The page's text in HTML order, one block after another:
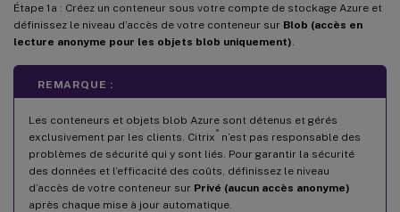
Étape 1a : Créez un conteneur sous votre compte de stockage Azure et
définissez le niveau d’accès de votre conteneur sur Blob (accès en
lecture anonyme pour les objets blob uniquement)
REMARQUE :
Les conteneurs et objets blob Azure sont détenus et gérés
exclusivement par les clients. Citrix ®
n’est pas responsable des
problèmes de sécurité qui y sont liés. Pour garantir la sécurité
des données et l’efficacité des coûts, définissez le niveau
d’accès de votre conteneur sur Privé (aucun accès anonyme)
après chaque mise à jour automatique.